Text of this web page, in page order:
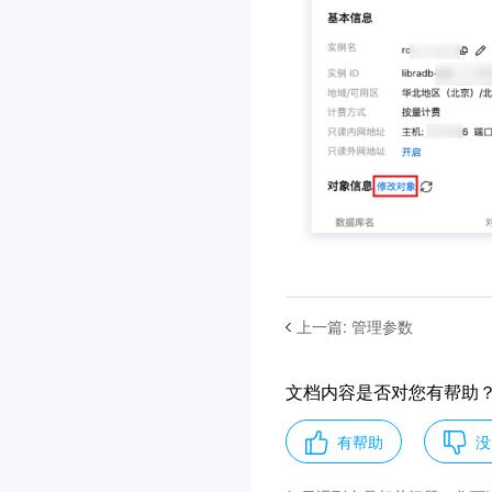
上一篇: 管理参数
文档内容是否对您有帮助
有帮助